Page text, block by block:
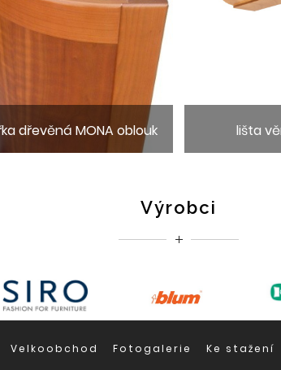
dřevěná MONA oblouk lišta
Výrobci
Velkoobchod Fotogalerie Ke stažení